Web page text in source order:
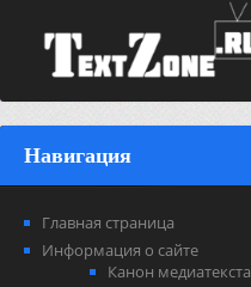
Навигация
Главная страница
Информация о сайте
Канон медиатекста